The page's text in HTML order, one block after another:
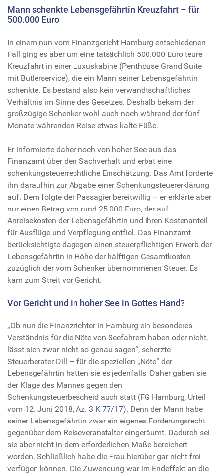
Mann schenkte Lebensgefährtin Kreuzfahrt – für
500.000 Euro
In einem nun vom Finanzgericht Hamburg entschiedenen
Fall ging es aber um eine tatsächlich 500.000 Euro teure
Kreuzfahrt in einer Luxuskabine (Penthouse Grand Suite
mit Butlerservice), die ein Mann seiner Lebensgefährtin
schenkte. Es bestand also kein verwandtschaftliches
Verhältnis im Sinne des Gesetzes. Deshalb bekam der
großzügige Schenker wohl auch noch während der fünf
Monate währenden Reise etwas kalte Füße.
Er informierte daher noch von hoher See aus das
Finanzamt über den Sachverhalt und erbat eine
schenkungsteuerrechtliche Einschätzung. Das Amt forderte
ihn daraufhin zur Abgabe einer Schenkungsteuererklärung
auf. Dem folgte der Passagier bereitwillig – er erklärte aber
nur einen Betrag von rund 25.000 Euro, der auf
Anreisekosten der Lebensgefährtin und ihren Kostenanteil
für Ausflüge und Verpflegung entfiel. Das Finanzamt
berücksichtigte dagegen einen steuerpflichtigen Erwerb der
Lebensgefährtin in Höhe der hälftigen Gesamtkosten
zuzüglich der vom Schenker übernommenen Steuer. Es
kam zum Streit vor Gericht.
Vor Gericht und in hoher See in Gottes Hand?
„Ob nun die Finanzrichter in Hamburg ein besonderes
Verständnis für die Nöte von Seefahrern haben oder nicht,
lässt sich zwar nicht so genau sagen“, scherzte
Steuerberater Dill – für die speziellen „Nöte“ der
Lebensgefährtin hatten sie es jedenfalls. Daher gaben sie
der Klage des Mannes gegen den
Schenkungsteuerbescheid auch statt (FG Hamburg, Urteil
vom 12. Juni 2018, Az. 3 K 77/17). Denn der Mann habe
seiner Lebensgefährtin zwar ein eigenes Forderungsrecht
gegenüber dem Reiseveranstalter eingeräumt. Dadurch sei
sie aber nicht in dem erforderlichen Maße bereichert
worden. Schließlich habe die Frau hierüber gar nicht frei
verfügen können. Die Zuwendung war im Endeffekt an die